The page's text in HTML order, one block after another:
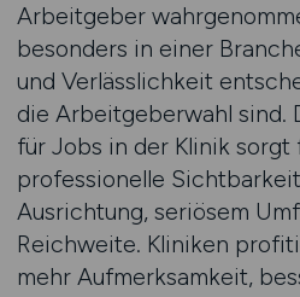
Arbeitgeber
besonders in einer
und Verlässlichkeit
die Arbeitgeberwahl sind.
für Jobs in der Klinik sorgt
professionelle
Ausrichtung, seriösem
Reichweite. Kliniken
mehr Aufmerksamkeit,